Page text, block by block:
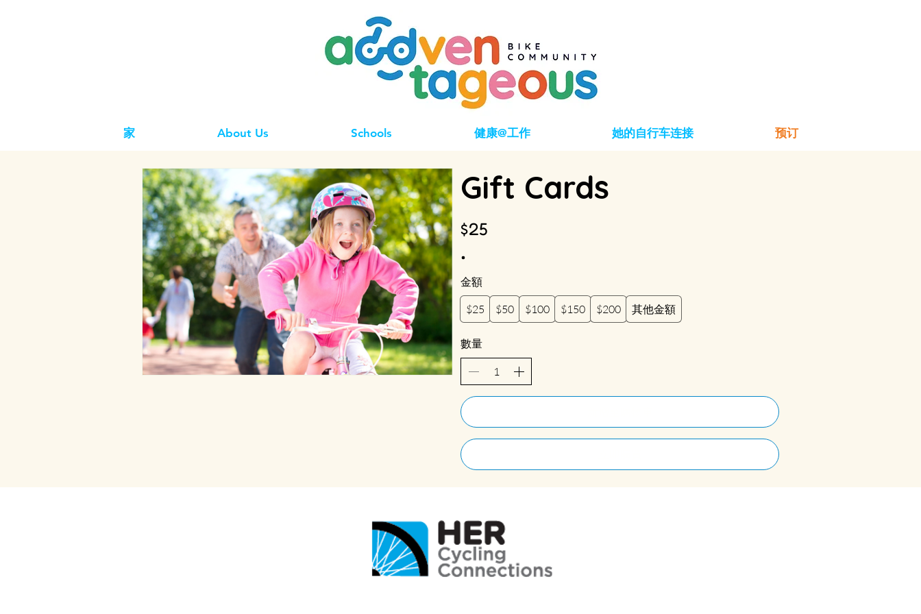
家 About Us Schools 健康@工作 她的自行车连接 预订
Gift Cards
$25
金額
$25
$50 $100 $150 $200 其他金額
數量